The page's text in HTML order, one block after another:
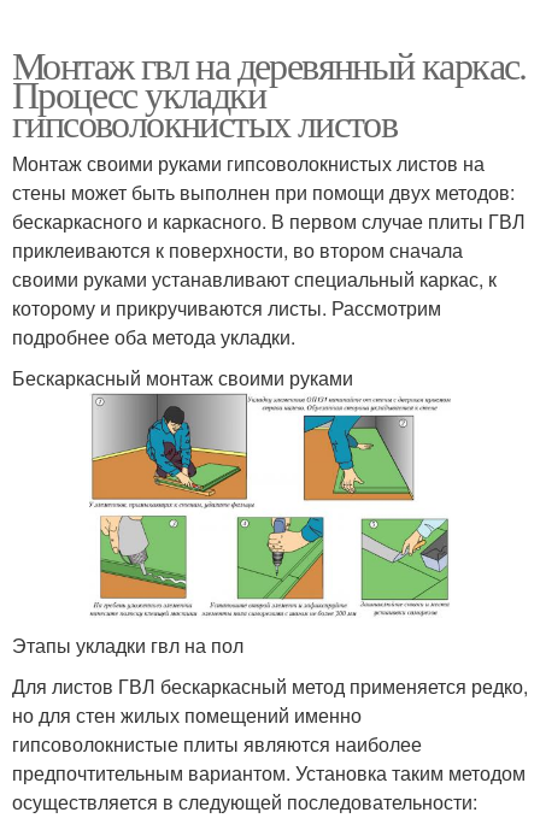
Монтаж гвл на деревянный каркас.
Процесс укладки
гипсоволокнистых листов
Монтаж своими руками гипсоволокнистых листов на
стены может быть выполнен при помощи двух методов:
бескаркасного и каркасного. В первом случае плиты ГВЛ
приклеиваются к поверхности, во втором сначала
своими руками устанавливают специальный каркас, к
которому и прикручиваются листы. Рассмотрим
подробнее оба метода укладки.
Бескаркасный монтаж своими руками
Этапы укладки гвл на пол
Для листов ГВЛ бескаркасный метод применяется редко,
но для стен жилых помещений именно
гипсоволокнистые плиты являются наиболее
предпочтительным вариантом. Установка таким методом
осуществляется в следующей последовательности: